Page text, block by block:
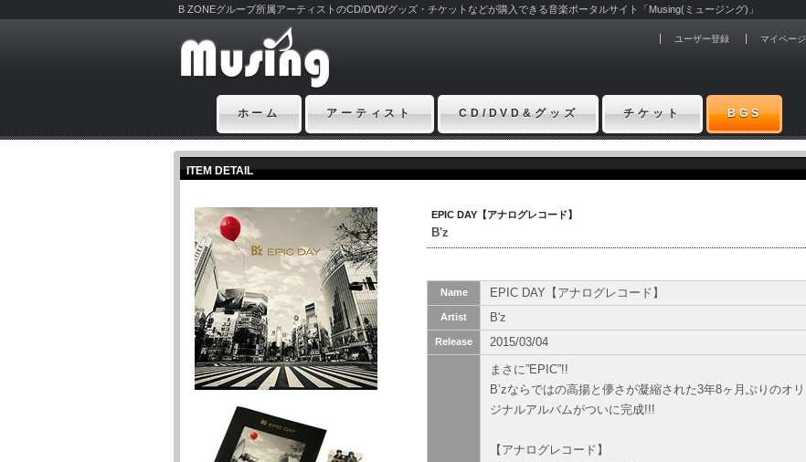
B ZONEグループ所属アーティストのCD/DVD/グッズ・チケットなどが購入できる音楽ポータルサイト「Musing(ミュージング)」
ユーザー登録 マイページ
ホーム アーティスト CD/DVD&グッズ チケット BGS
ITEM DETAIL
EPIC DAY【アナログレコード】
B'z
Name EPIC DAY【アナログレコード】
Artist B'z
Release 2015/03/04
まさに”EPIC”!!
B’zならではの高揚と儚さが凝縮された3年8ヶ月ぶりのオリ
ジナルアルバムがついに完成!!!
【アナログレコード】